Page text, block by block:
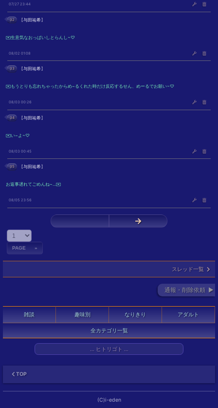
07/27 23:44
32 【与田祐希】
✉️生意気なおっぱいしとらんし~♡
08/02 01:08
33 【与田祐希】
✉️もうとりも忘れちゃったからめ~るくれた時だけ反応するせん、めーるでお願い~♡
08/03 00:26
34 【与田祐希】
✉️い~よ~♡
08/03 00:45
35 【与田祐希】
お返事遅れてごめんね~…✉️
08/05 23:56
→
スレッド一覧
通報・削除依頼 ►
雑談 趣味別 なりきり アダルト
全カテゴリ一覧
… ヒトリゴト …
TOP
(C)i-eden